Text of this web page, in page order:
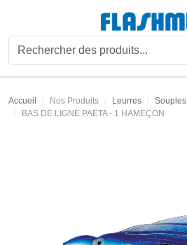
Accueil Nos Produits Leurres Souples
BAS DE LIGNE PAËTA - 1 HAMEÇON